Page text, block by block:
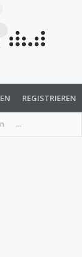
...
REGISTRIEREN